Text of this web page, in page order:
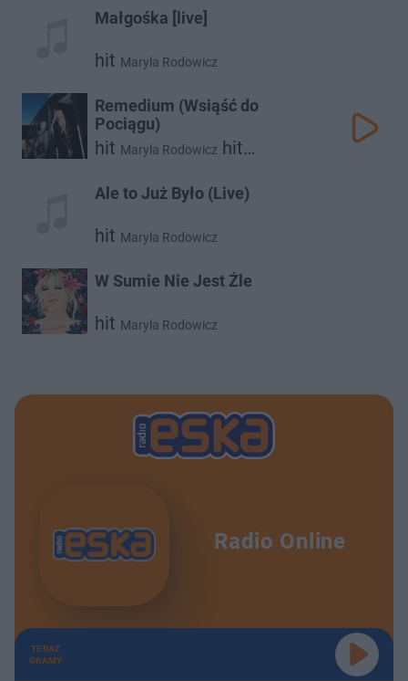
Małgośka [live]
hit Maryla Rodowicz
Remedium (Wsiąść do
Pociągu)
hit Maryla Rodowicz hit
Ale to Już Było (Live)
hit Maryla Rodowicz
W Sumie Nie Jest Źle
hit Maryla Rodowicz
Radio Online
TERAZ
GRAMY